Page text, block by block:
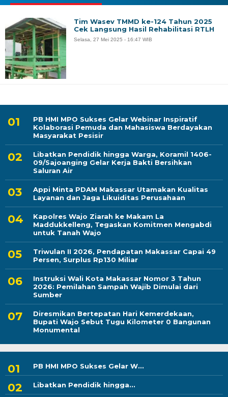
PB HMI MPO Sukses Gelar Webinar Inspiratif
Kolaborasi Pemuda dan Mahasiswa Berdayakan
Masyarakat Pesisir
Libatkan Pendidik hingga Warga, Koramil 1406-
09/Sajoanging Gelar Kerja Bakti Bersihkan
Saluran Air
Appi Minta PDAM Makassar Utamakan Kualitas
Layanan dan Jaga Likuiditas Perusahaan
Kapolres Wajo Ziarah ke Makam La
Maddukkelleng, Tegaskan Komitmen Mengabdi
untuk Tanah Wajo
Triwulan II 2026, Pendapatan Makassar Capai 49
Persen, Surplus Rp130 Miliar
Instruksi Wali Kota Makassar Nomor 3 Tahun
2026: Pemilahan Sampah Wajib Dimulai dari
Sumber
Diresmikan Bertepatan Hari Kemerdekaan,
Bupati Wajo Sebut Tugu Kilometer 0 Bangunan
Monumental
PB HMI MPO Sukses Gelar W...
Libatkan Pendidik hingga...
Tim Wasev TMMD ke-124 Tahun 2025
Cek Langsung Hasil Rehabilitasi RTLH
Selasa, 27 Mei 2025 - 16:47 WIB